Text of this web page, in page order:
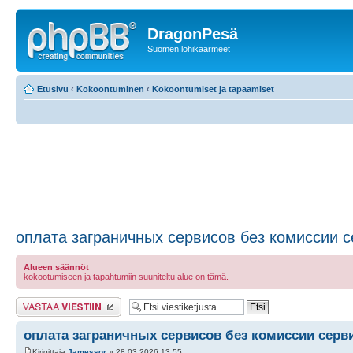
DragonPesä
Suomen lohikäärmeet
Etusivu ‹ Kokoontuminen ‹ Kokoontumiset ja tapaamiset
оплата заграничных сервисов без комиссии
Alueen säännöt
kokootumiseen ja tapahtumiin suuniteltu alue on tämä.
Lähetä vastaus
оплата заграничных сервисов без комиссии